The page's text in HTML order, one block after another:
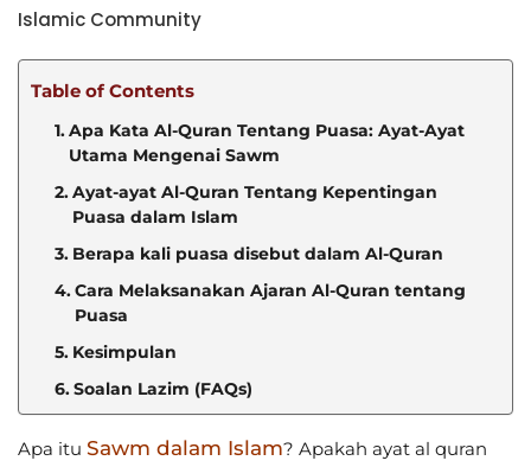
Islamic Community
Table of Contents
Apa Kata Al-Quran Tentang Puasa: Ayat-Ayat
Utama Mengenai Sawm
Ayat-ayat Al-Quran Tentang Kepentingan
Puasa dalam Islam
Berapa kali puasa disebut dalam Al-Quran
Cara Melaksanakan Ajaran Al-Quran tentang
Puasa
Kesimpulan
Soalan Lazim (FAQs)
Apa itu Sawm dalam Islam? Apakah ayat al quran